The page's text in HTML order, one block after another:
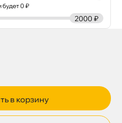
будет 0 ₽
2000 ₽
в корзину